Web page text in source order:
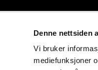
Denne nettsiden
Vi bruker
mediefunksjoner